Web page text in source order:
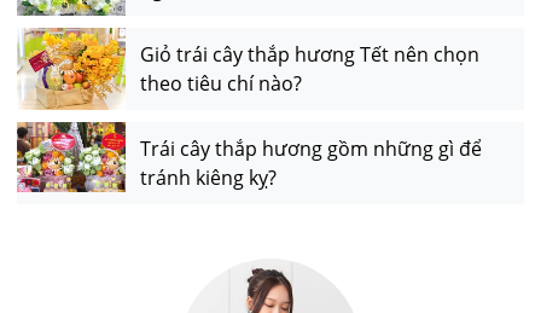
Giỏ trái cây thắp hương Tết nên chọn
theo tiêu chí nào?
Trái cây thắp hương gồm những gì để
tránh kiêng kỵ?